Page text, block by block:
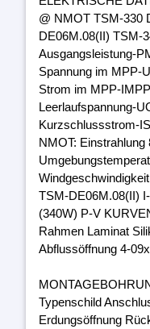
@ NMOT TSM-330
DE06M.08(II) TSM-
Ausgangsleistung-
Spannung im MPP-
Strom im MPP-
Leerlaufspannung-
Kurzschlussstrom-
NMOT: Einstrahlung
TSM-DE06M.08(II)
(340W) P-V
Rahmen Laminat
Abflussöffnung 4-
Typenschild
Erdungsöffnung